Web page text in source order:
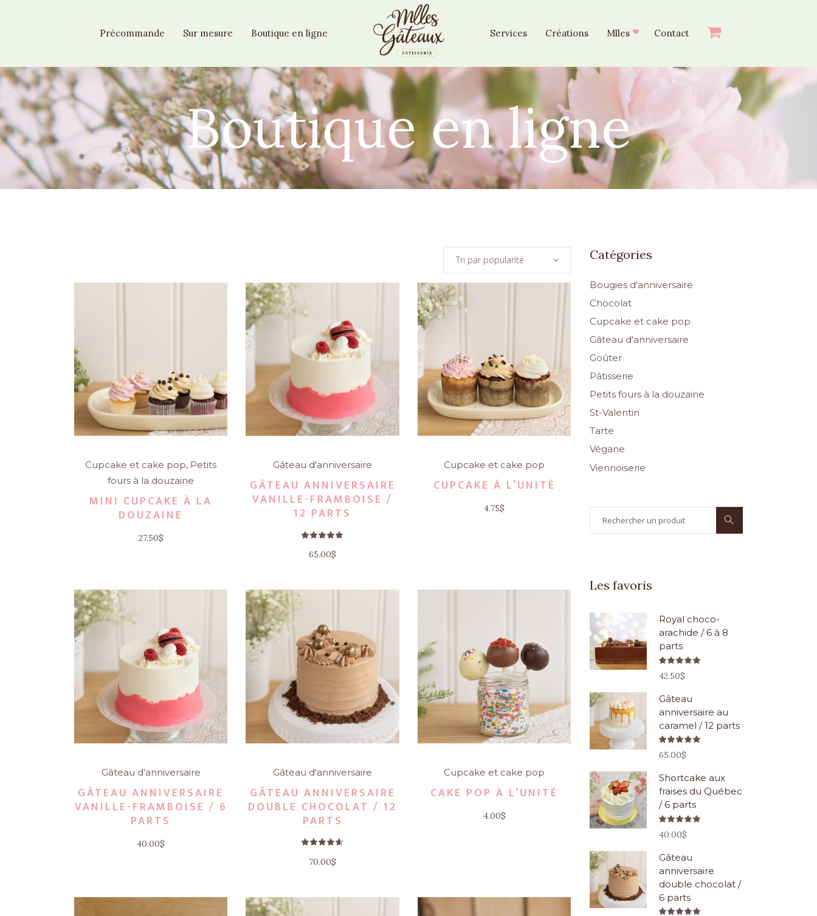
Précommande Sur mesure Boutique en ligne Services Créations Mlles Contact
Boutique en ligne
Tri par popularité
Cupcake et cake pop, Petits
fours à la douzaine
MINI CUPCAKE À LA
DOUZAINE
27.50$
Gâteau d'anniversaire
GÂTEAU ANNIVERSAIRE
VANILLE-FRAMBOISE /
12 PARTS
sur 5
65.00$
Cupcake et cake pop
CUPCAKE À L’UNITÉ
4.75$
Gâteau d'anniversaire
GÂTEAU ANNIVERSAIRE
VANILLE-FRAMBOISE / 6
PARTS
40.00$
Gâteau d'anniversaire
GÂTEAU ANNIVERSAIRE
DOUBLE CHOCOLAT / 12
PARTS
sur 5
70.00$
Cupcake et cake pop
CAKE POP À L’UNITÉ
4.00$
Catégories
Bougies d'anniversaire
Chocolat
Cupcake et cake pop
Gâteau d'anniversaire
Goûter
Pâtisserie
Petits fours à la douzaine
St-Valentin
Tarte
Végane
Viennoiserie
Les favoris
Royal choco-
arachide / 6 à 8
parts
5.00
42.50$
Gâteau
anniversaire au
caramel / 12 parts
5.00
65.00$
Shortcake aux
fraises du Québec
/ 6 parts
5.00
40.00$
Gâteau
anniversaire
double chocolat /
6 parts